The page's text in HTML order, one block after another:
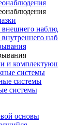
и
системы
системы
системы
основы